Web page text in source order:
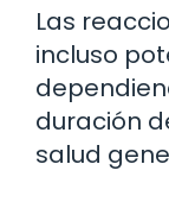
Las
incluso
duración
salud